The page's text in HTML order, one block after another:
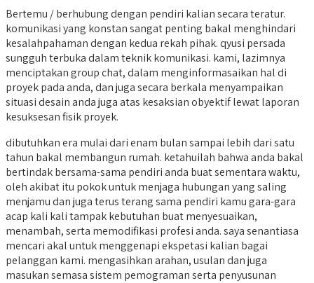
Bertemu / berhubung dengan pendiri kalian secara teratur.
komunikasi yang konstan sangat penting bakal menghindari
kesalahpahaman dengan kedua rekah pihak. qyusi persada
sungguh terbuka dalam teknik komunikasi. kami, lazimnya
menciptakan group chat, dalam menginformasaikan hal di
proyek pada anda, dan juga secara berkala menyampaikan
situasi desain anda juga atas kesaksian obyektif lewat laporan
kesuksesan fisik proyek.
dibutuhkan era mulai dari enam bulan sampai lebih dari satu
tahun bakal membangun rumah. ketahuilah bahwa anda bakal
bertindak bersama-sama pendiri anda buat sementara waktu,
oleh akibat itu pokok untuk menjaga hubungan yang saling
menjamu dan juga terus terang sama pendiri kamu gara-gara
acap kali kali tampak kebutuhan buat menyesuaikan,
menambah, serta memodifikasi profesi anda. saya senantiasa
mencari akal untuk menggenapi ekspetasi kalian bagai
pelanggan kami. mengasihkan arahan, usulan dan juga
masukan semasa sistem pemograman serta penyusunan